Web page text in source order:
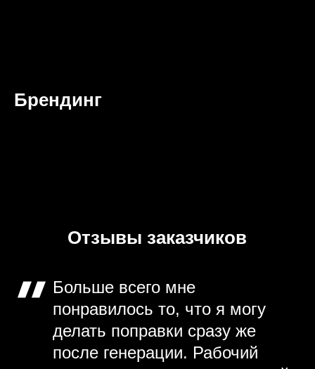
Брендинг
Отзывы заказчиков
Больше всего мне
понравилось то, что я могу
делать поправки сразу же
после генерации. Рабочий